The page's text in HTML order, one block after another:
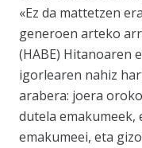
«Ez da mattetzen
generoen arteko
(HABE) Hitanoaren
igorlearen nahiz
arabera: joera
dutela emakumeek,
emakumeei, eta